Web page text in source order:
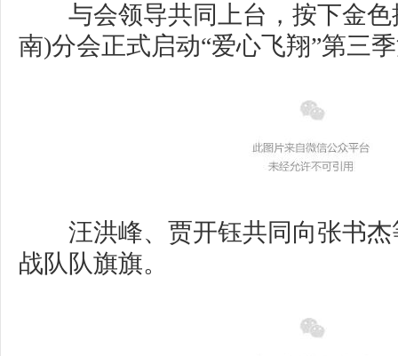
与会领导共同上台，按下金色
南)分会正式启动“爱心飞翔”第三
汪洪峰、贾开钰共同向张书杰
战队队旗旗。